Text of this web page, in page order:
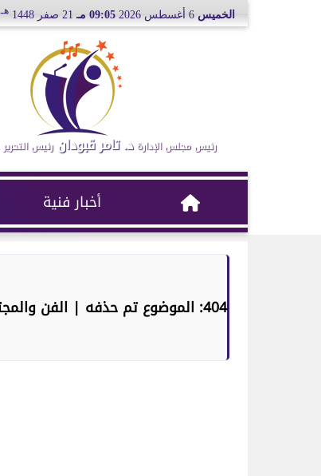
الخميس 09:05 مـ 21 صفر 1448 هـ
رئيس مجلس الإدارة د. تامر قبودان رئيس التحرير
أخبار فنية
404: الموضوع تم حذفه | الفن والمجتمع